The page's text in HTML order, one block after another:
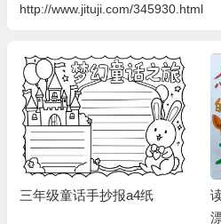
http://www.jituji.com/345930.html
读书手抄报三年级简单好画